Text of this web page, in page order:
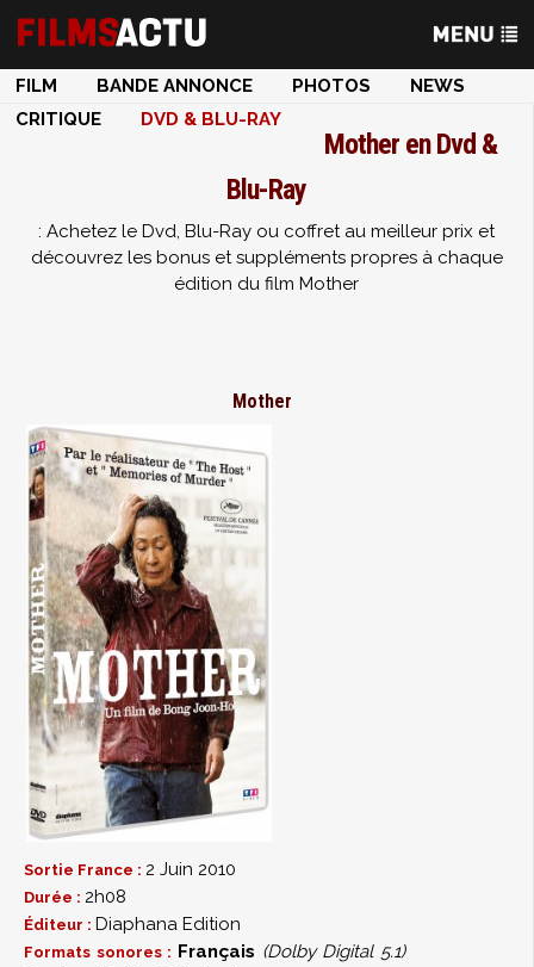
FILM BANDE ANNONCE PHOTOS
NEWS
CRITIQUE
DVD & BLU-RAY
Mother en Dvd &
Blu-Ray
: Achetez le Dvd, Blu-Ray ou coffret au meilleur prix et
découvrez les bonus et suppléments propres à chaque
édition du film Mother
Mother
Sortie France : 2 Juin 2010
Durée : 2h08
Éditeur : Diaphana Edition
Formats sonores : Français (Dolby Digital 5.1)